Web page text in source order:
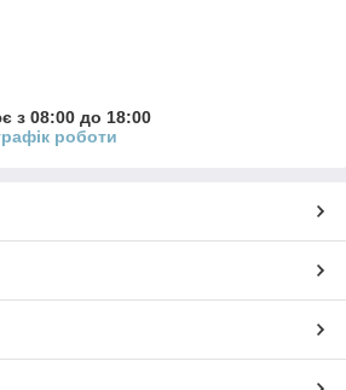
з 08:00 до 18:00
роботи